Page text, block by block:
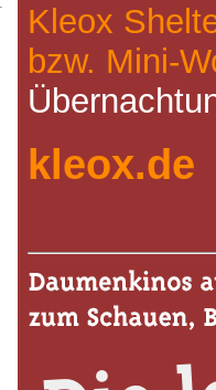
Kleox
bzw. Mini-
kleox.de